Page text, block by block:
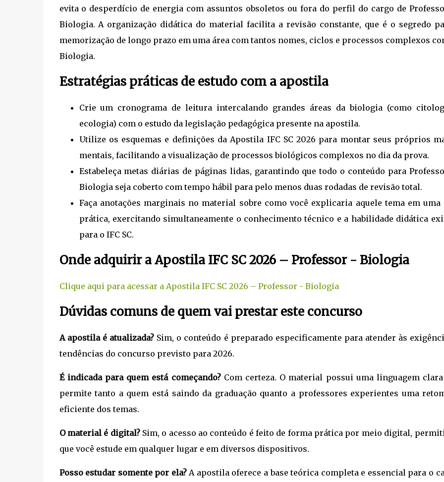
evita o desperdício de energia com assuntos obsoletos ou fora do perfil do cargo de
Biologia. A organização didática do material facilita a revisão constante, que é o segredo
memorização de longo prazo em uma área com tantos nomes, ciclos e processos complexos
Biologia.
Estratégias práticas de estudo com a apostila
Crie um cronograma de leitura intercalando grandes áreas da biologia (como
ecologia) com o estudo da legislação pedagógica presente na apostila.
Utilize os esquemas e definições da Apostila IFC SC 2026 para montar seus próprios
mentais, facilitando a visualização de processos biológicos complexos no dia da prova.
Estabeleça metas diárias de páginas lidas, garantindo que todo o conteúdo para
Biologia seja coberto com tempo hábil para pelo menos duas rodadas de revisão total.
Faça anotações marginais no material sobre como você explicaria aquele tema em uma
prática, exercitando simultaneamente o conhecimento técnico e a habilidade didática
para o IFC SC.
Onde adquirir a Apostila IFC SC 2026 – Professor - Biologia
Clique aqui para acessar a Apostila IFC SC 2026 – Professor - Biologia
Dúvidas comuns de quem vai prestar este concurso
A apostila é atualizada?Sim, o conteúdo é preparado especificamente para atender às
tendências do concurso previsto para 2026.
É indicada para quem está começando?Com certeza. O material possui uma linguagem
permite tanto a quem está saindo da graduação quanto a professores experientes uma
eficiente dos temas.
O material é digital?Sim, o acesso ao conteúdo é feito de forma prática por meio digital,
que você estude em qualquer lugar e em diversos dispositivos.
Posso estudar somente por ela?A apostila oferece a base teórica completa e essencial para o